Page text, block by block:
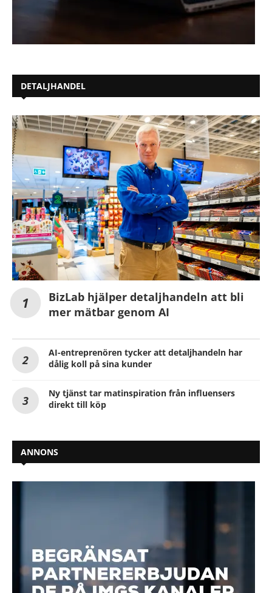
DETALJHANDEL
BizLab hjälper detaljhandeln att bli
mer mätbar genom AI
AI-entreprenören tycker att detaljhandeln har
dålig koll på sina kunder
Ny tjänst tar matinspiration från influensers
direkt till köp
ANNONS